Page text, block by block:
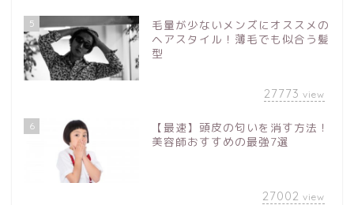
5
毛量が少ないメンズにオススメの
ヘアスタイル！薄毛でも似合う髪
型
27773 view
6
【最速】頭皮の匂いを消す方法！
美容師おすすめの最強7選
27002 view